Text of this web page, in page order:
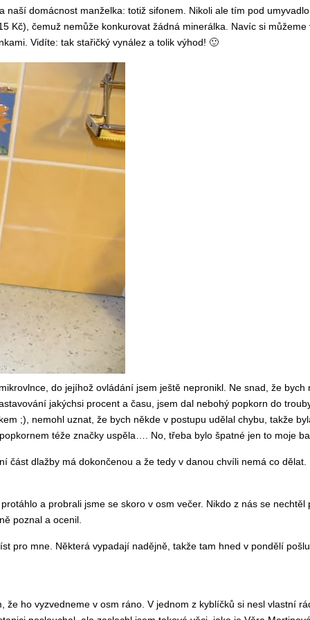
domácnost manželka: totiž sifonem. Nikoli ale tím pod
Kč), čemuž nemůže konkurovat žádná minerálka. Navíc si
Vidíte: tak stařičký vynález a tolik výhod! 🙂
do jejíhož ovládání jsem ještě nepronikl. Ne snad, že
jakýchsi procent a času, jsem dal nebohý popkorn do
;), nemohl uznat, že bych někde v postupu udělal chybu, takže
téže značky uspěla…. No, třeba bylo špatné jen to moje
část dlažby má dokončenou a že tedy v danou chvíli nemá co
a probrali jsme se skoro v osm večer. Nikdo z nás se
poznal a ocenil.
pro mne. Některá vypadají nadějně, takže tam hned v pondělí
ho vyzvedneme v osm ráno. V jednom z kyblíčků si nesl vlastní